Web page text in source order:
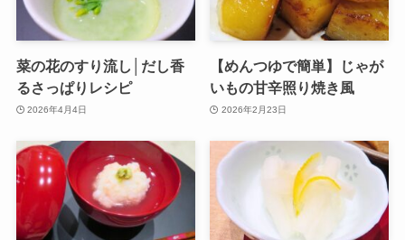
菜の花のすり流し│だし香
るさっぱりレシピ
2026年4月4日
【めんつゆで簡単】じゃが
いもの甘辛照り焼き風
2026年2月23日